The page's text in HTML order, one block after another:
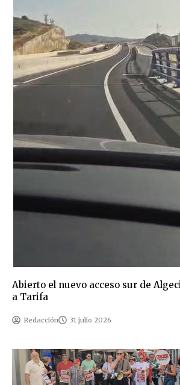
Abierto el nuevo acceso sur de
a Tarifa
Redacción 31 julio 2026